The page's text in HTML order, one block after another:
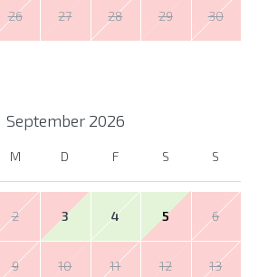
26 27 28 29 30
September 2026
M D F S S
2 3 4 5 6
9 10 11 12 13